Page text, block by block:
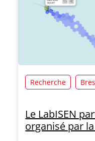
Recherche
Le LabISEN
organisé par